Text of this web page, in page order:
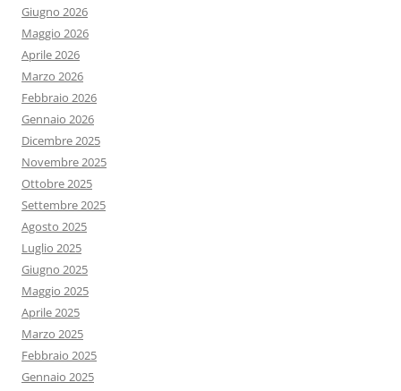
Giugno 2026
Maggio 2026
Aprile 2026
Marzo 2026
Febbraio 2026
Gennaio 2026
Dicembre 2025
Novembre 2025
Ottobre 2025
Settembre 2025
Agosto 2025
Luglio 2025
Giugno 2025
Maggio 2025
Aprile 2025
Marzo 2025
Febbraio 2025
Gennaio 2025